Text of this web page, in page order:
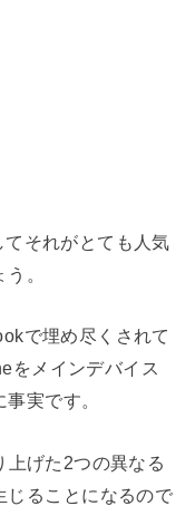
それがとても人気
。
で埋め尽くされて
をメインデバイス
実です。
げた2つの異なる
じることになるので